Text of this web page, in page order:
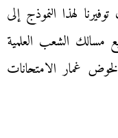
لهذا النموذج إلى
مسالك الشعب العلمية
لخوض غمار الامتحانات